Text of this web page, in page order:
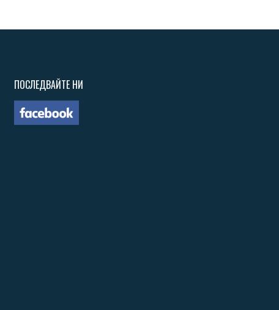
ПОСЛЕДВАЙТЕ НИ